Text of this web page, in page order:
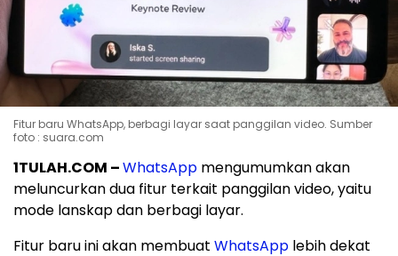
Fitur baru WhatsApp, berbagi layar saat panggilan video. Sumber
foto : suara.com
1TULAH.COM –WhatsApp mengumumkan akan
meluncurkan dua fitur terkait panggilan video, yaitu
mode lanskap dan berbagi layar.
Fitur baru ini akan membuat WhatsApp lebih dekat